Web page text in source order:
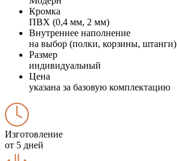
Кромка
ПВХ (0,4 мм, 2 мм)
Внутреннее наполнение
на выбор (полки, корзины, штанги)
Размер
индивидуальный
Цена
указана за базовую комплектацию
Изготовление
от 5 дней